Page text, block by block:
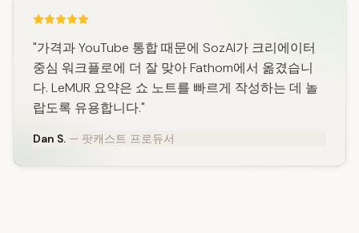
"가격과 YouTube 통합 때문에 SozAI가 크리에이터
중심 워크플로에 더 잘 맞아 Fathom에서 옮겼습니
다. LeMUR 요약은 쇼 노트를 빠르게 작성하는 데 놀
랍도록 유용합니다."
Dan S. — 팟캐스트 프로듀서